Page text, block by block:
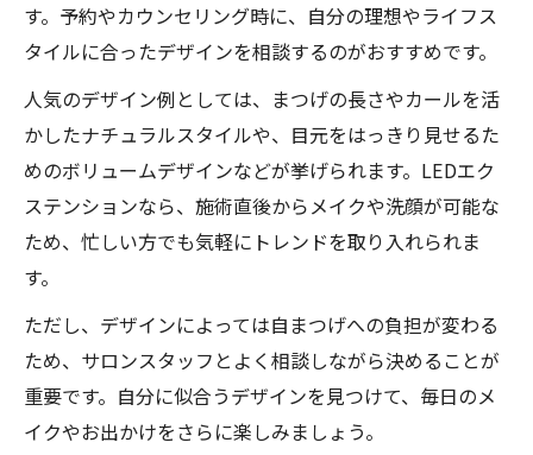
す。予約やカウンセリング時に、自分の理想やライフス
タイルに合ったデザインを相談するのがおすすめです。
人気のデザイン例としては、まつげの長さやカールを活
かしたナチュラルスタイルや、目元をはっきり見せるた
めのボリュームデザインなどが挙げられます。LEDエク
ステンションなら、施術直後からメイクや洗顔が可能な
ため、忙しい方でも気軽にトレンドを取り入れられま
す。
ただし、デザインによっては自まつげへの負担が変わる
ため、サロンスタッフとよく相談しながら決めることが
重要です。自分に似合うデザインを見つけて、毎日のメ
イクやお出かけをさらに楽しみましょう。